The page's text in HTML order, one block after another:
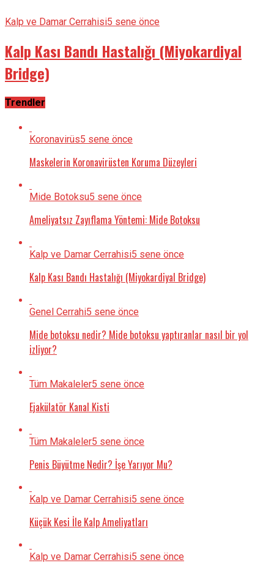
Kalp ve Damar Cerrahisi5 sene önce
Kalp Kası Bandı Hastalığı (Miyokardiyal
Bridge)
Trendler
Koronavirüs5 sene önce
Maskelerin Koronavirüsten Koruma Düzeyleri
Mide Botoksu5 sene önce
Ameliyatsız Zayıflama Yöntemi: Mide Botoksu
Kalp ve Damar Cerrahisi5 sene önce
Kalp Kası Bandı Hastalığı (Miyokardiyal Bridge)
Genel Cerrahi5 sene önce
Mide botoksu nedir? Mide botoksu yaptıranlar nasıl bir yol
izliyor?
Tüm Makaleler5 sene önce
Ejakülatör Kanal Kisti
Tüm Makaleler5 sene önce
Penis Büyütme Nedir? İşe Yarıyor Mu?
Kalp ve Damar Cerrahisi5 sene önce
Küçük Kesi İle Kalp Ameliyatları
Kalp ve Damar Cerrahisi5 sene önce